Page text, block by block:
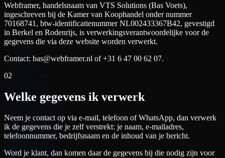
Webframer, handelsnaam van VTS Solutions (Bas Voets),
ingeschreven bij de Kamer van Koophandel onder nummer
70168741, btw-identificatienummer NL002433367B42, gevestigd
in Berkel en Rodenrijs, is verwerkingsverantwoordelijke voor de
gegevens die via deze website worden verwerkt.
Contact: bas@webframer.nl of +31 6 47 00 62 07.
02
Welke gegevens ik verwerk
Neem je contact op via e-mail, telefoon of WhatsApp, dan verwerk
ik de gegevens die je zelf verstrekt: je naam, e-mailadres,
telefoonnummer, bedrijfsnaam en de inhoud van je bericht.
Word je klant, dan komen daar de gegevens bij die nodig zijn voor